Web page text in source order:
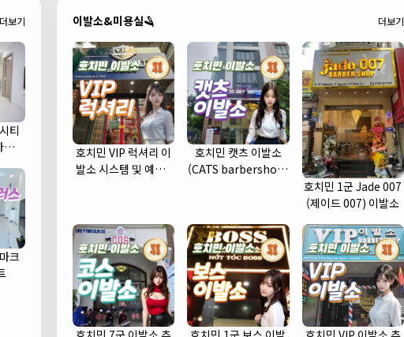
더보기
티
트
크
이발소&미용실🪒 더보기
호치민 VIP 럭셔리 이
발소 시스템 및 예약 |
호치민 캣츠 이발소
(CATS barbershop)
호치민 1군 Jade 007
(제이드 007) 이발소